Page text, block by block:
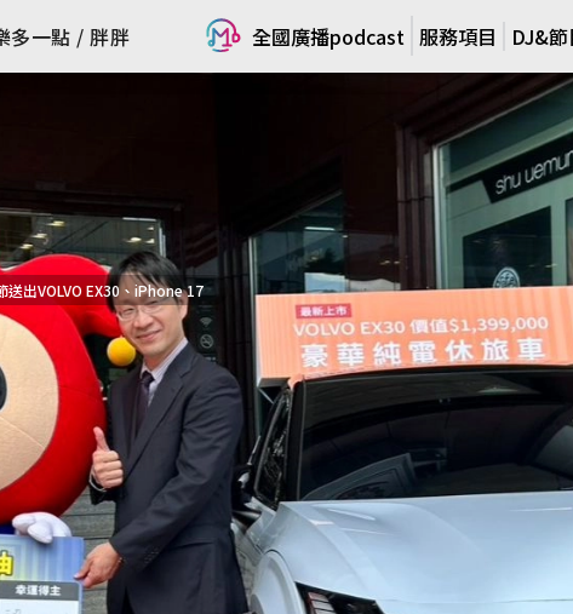
多一點 / 胖胖 全國廣播podcast DJ&
服務項目
出VOLVO EX30、iPhone 17
多一點 / 胖胖 全國廣播podcast DJ&
服務項目